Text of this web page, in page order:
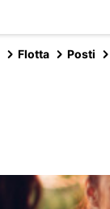
Flotta Posti